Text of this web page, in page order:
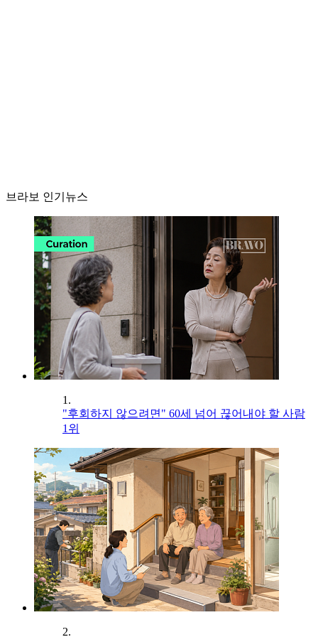
브라보 인기뉴스
1.
"후회하지 않으려면" 60세 넘어 끊어내야 할 사람
1위
2.